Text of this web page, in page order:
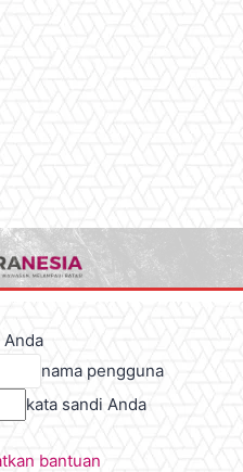
Anda
nama pengguna
kata sandi Anda
bantuan